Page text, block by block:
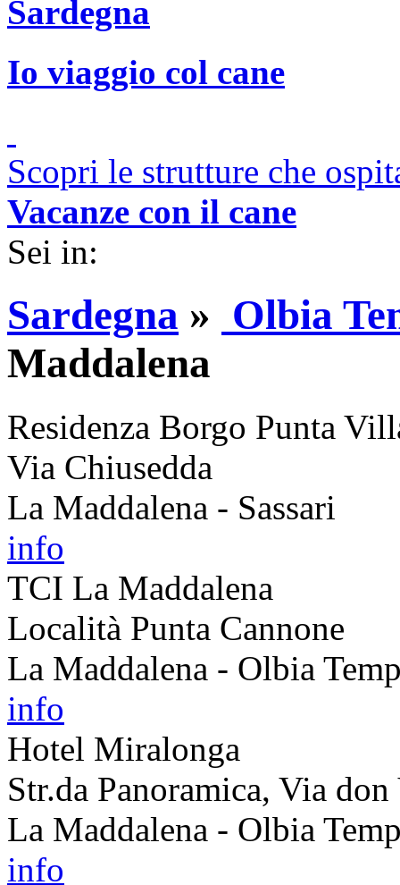
Sardegna
Io viaggio col cane
Scopri le strutture che
Vacanze con il cane
Sei in:
Sardegna » Olbia
Maddalena
Residenza Borgo Punta
Via Chiusedda
La Maddalena - Sassari
info
TCI La Maddalena
Località Punta Cannone
La Maddalena - Olbia
info
Hotel Miralonga
Str.da Panoramica, Via
La Maddalena - Olbia
info